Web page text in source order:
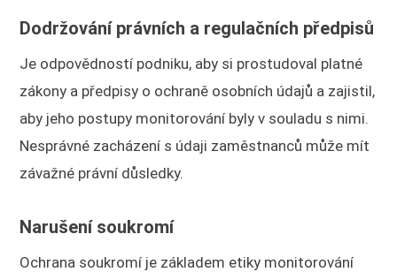
Dodržování právních a regulačních předpisů
Je odpovědností podniku, aby si prostudoval platné
zákony a předpisy o ochraně osobních údajů a zajistil,
aby jeho postupy monitorování byly v souladu s nimi.
Nesprávné zacházení s údaji zaměstnanců může mít
závažné právní důsledky.
Narušení soukromí
Ochrana soukromí je základem etiky monitorování